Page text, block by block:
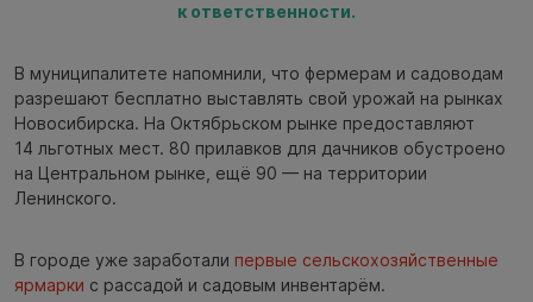
к ответственности.
В муниципалитете напомнили, что фермерам и садоводам
разрешают бесплатно выставлять свой урожай на рынках
Новосибирска. На Октябрьском рынке предоставляют
14 льготных мест. 80 прилавков для дачников обустроено
на Центральном рынке, ещё 90 — на территории
Ленинского.
В городе уже заработали первые сельскохозяйственные
ярмарки с рассадой и садовым инвентарём.